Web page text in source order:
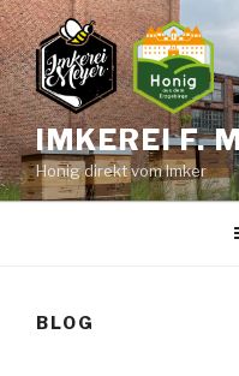
Zum
Inhalt
springen
IMKEREI F.
Honig direkt vom Imker
BLOG